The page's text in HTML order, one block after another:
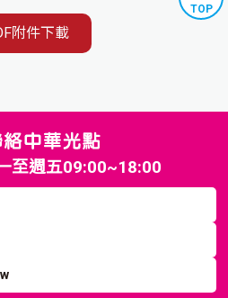
附件下載
至週五09:00~18:00
TOP